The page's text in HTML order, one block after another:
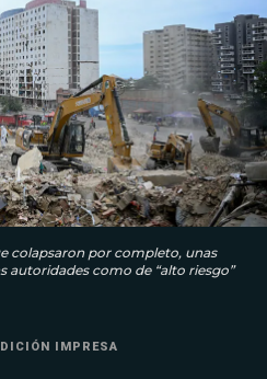
colapsaron por completo, unas
autoridades como de “alto riesgo”
IMPRESA